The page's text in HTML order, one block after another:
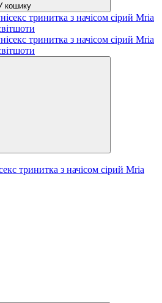
кошику
тринитка з начісом сірий Mria